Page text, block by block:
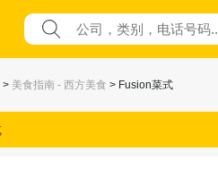
> 美食指南 - 西方美食 > Fusion菜式